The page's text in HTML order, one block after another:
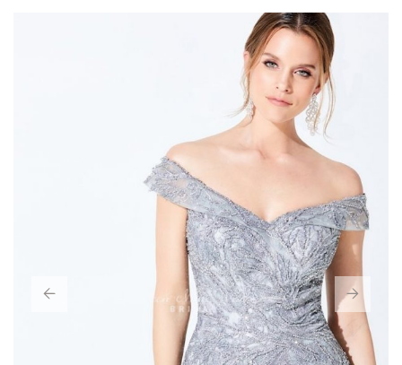
navigation